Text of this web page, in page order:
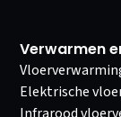
Verwarmen
Elektrische